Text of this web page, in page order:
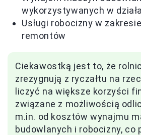
wykorzystywanych w
Usługi robocizny w
remontów
Ciekawostką jest to, że
zrezygnują z ryczałtu na
liczyć na większe korzyści
związane z możliwością
m.in. od kosztów wynajmu
budowlanych i robocizny, co